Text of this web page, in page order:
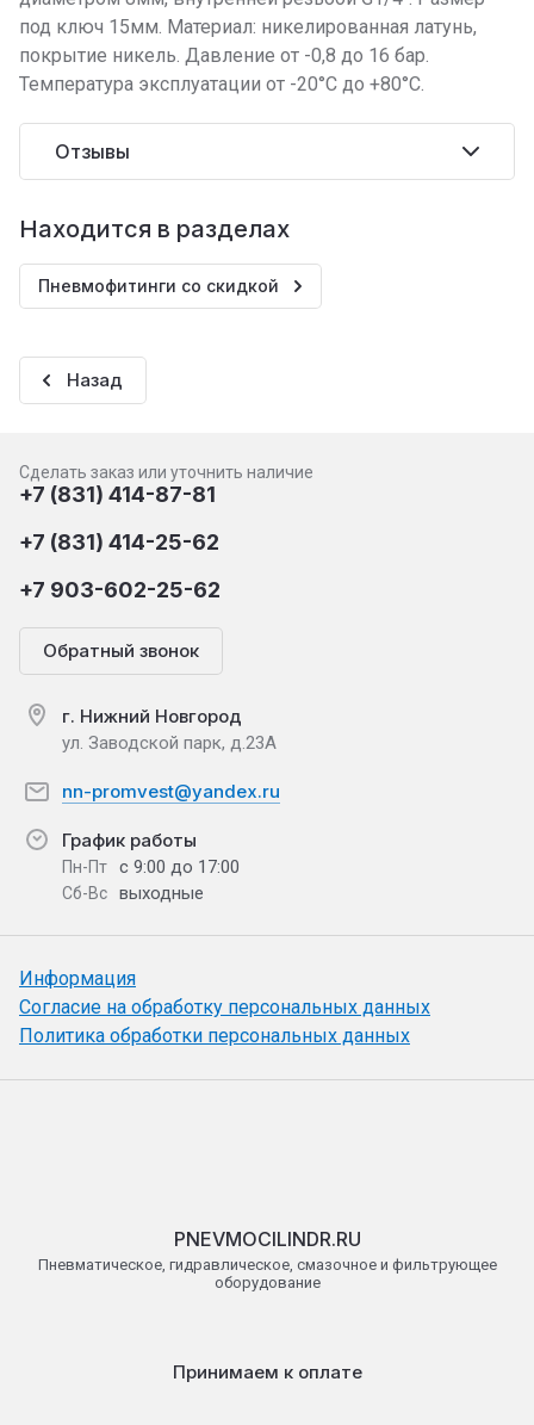
под ключ 15мм. Материал: никелированная латунь,
покрытие никель. Давление от -0,8 до 16 бар.
Температура эксплуатации от -20°C до +80°C.
Отзывы
Находится в разделах
Пневмофитинги со скидкой
Назад
Сделать заказ или уточнить наличие
+7 (831) 414-87-81
+7 (831) 414-25-62
+7 903-602-25-62
Обратный звонок
г. Нижний Новгород
ул. Заводской парк, д.23А
nn-promvest@yandex.ru
График работы
Пн-Пт с 9:00 до 17:00
Сб-Вс выходные
Информация
Согласие на обработку персональных данных
Политика обработки персональных данных
PNEVMOCILINDR.RU
Пневматическое, гидравлическое, смазочное и фильтрующее
оборудование
Принимаем к оплате